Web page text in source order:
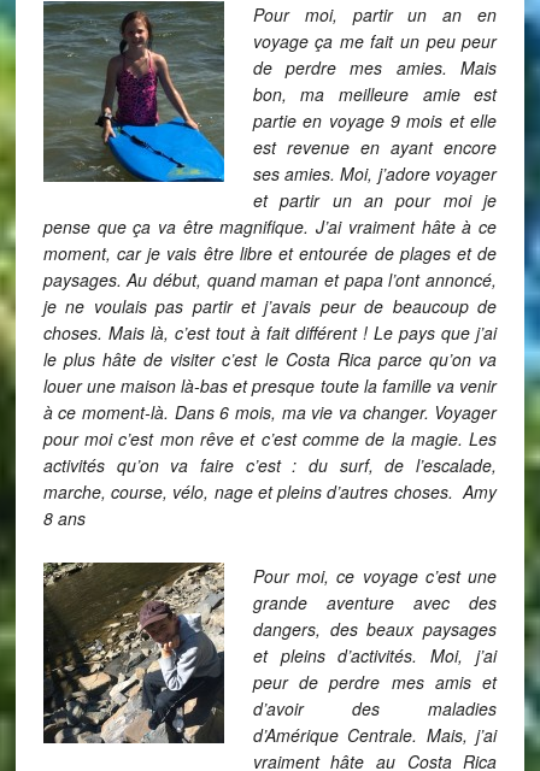
Pour moi, partir un an en
voyage ça me fait un peu peur
de perdre mes amies. Mais
bon, ma meilleure amie est
partie en voyage 9 mois et elle
est revenue en ayant encore
ses amies. Moi, j’adore voyager
et partir un an pour moi je
pense que ça va être magnifique. J’ai vraiment hâte à ce
moment, car je vais être libre et entourée de plages et de
paysages. Au début, quand maman et papa l’ont annoncé,
je ne voulais pas partir et j’avais peur de beaucoup de
choses. Mais là, c’est tout à fait différent ! Le pays que j’ai
le plus hâte de visiter c’est le Costa Rica parce qu’on va
louer une maison là-bas et presque toute la famille va venir
à ce moment-là. Dans 6 mois, ma vie va changer. Voyager
pour moi c’est mon rêve et c’est comme de la magie. Les
activités qu’on va faire c’est : du surf, de l’escalade,
marche, course, vélo, nage et pleins d’autres choses. Amy
8 ans
Pour moi, ce voyage c’est une
grande aventure avec des
dangers, des beaux paysages
et pleins d’activités. Moi, j’ai
peur de perdre mes amis et
d’avoir des maladies
d’Amérique Centrale. Mais, j’ai
vraiment hâte au Costa Rica